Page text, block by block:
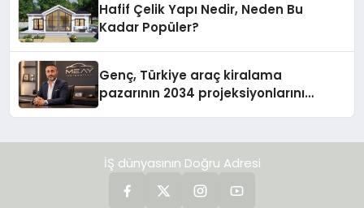
Hafif Çelik Yapı Nedir, Neden Bu
Kadar Popüler?
Genç, Türkiye araç kiralama
pazarının 2034 projeksiyonlarını
İŞ dünyasının Doğru Adresi